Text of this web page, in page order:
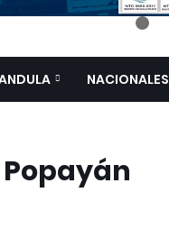
NACIONALES